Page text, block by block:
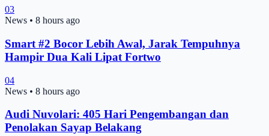
03
News • 8 hours ago
Smart #2 Bocor Lebih Awal, Jarak Tempuhnya
Hampir Dua Kali Lipat Fortwo
04
News • 8 hours ago
Audi Nuvolari: 405 Hari Pengembangan dan
Penolakan Sayap Belakang